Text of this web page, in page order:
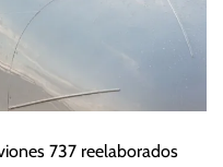
737 reelaborados